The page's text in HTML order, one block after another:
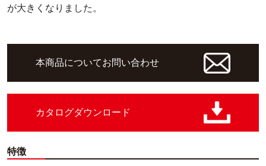
が大きくなりました。
本商品についてお問い合わせ
カタログダウンロード
特徴